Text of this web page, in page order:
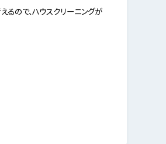
るので、ハウスクリーニングが